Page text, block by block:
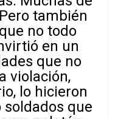
también
no todo
en un
que no
violación,
lo hicieron
soldados que